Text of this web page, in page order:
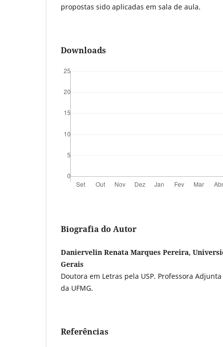
propostas sido aplicadas em sala de aula.
Downloads
Biografia do Autor
Daniervelin Renata Marques Pereira,
Gerais
Doutora em Letras pela USP. Professora
da UFMG.
Referências